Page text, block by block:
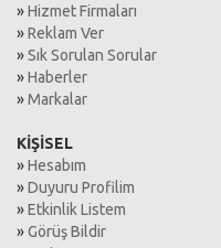
»Hizmet Firmaları
»Reklam Ver
»Sık Sorulan Sorular
»Haberler
»Markalar
KİŞİSEL
»Hesabım
»Duyuru Profilim
»Etkinlik Listem
»Görüş Bildir